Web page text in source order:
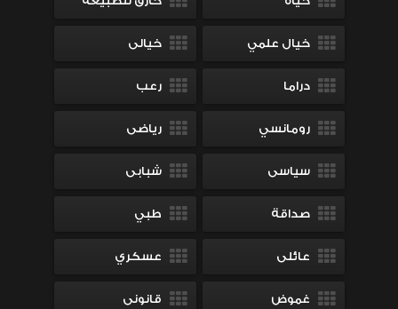
خيال علمي خيالى
دراما رعب
رومانسي رياضى
سياسى شبابى
صداقة طبي
عائلى عسكري
غموض قانونى